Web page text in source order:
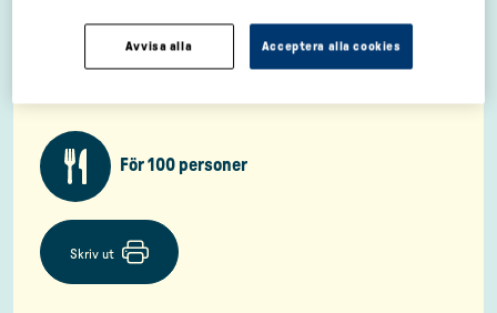
För 100 personer
Skriv ut
Avvisa alla Acceptera alla cookies